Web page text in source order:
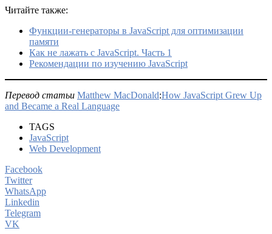
Читайте также:
Функции-генераторы в JavaScript для оптимизации
памяти
Как не лажать с JavaScript. Часть 1
Рекомендации по изучению JavaScript
Перевод статьи Matthew MacDonald:How JavaScript Grew Up
and Became a Real Language
TAGS
JavaScript
Web Development
Facebook
Twitter
WhatsApp
Linkedin
Telegram
VK